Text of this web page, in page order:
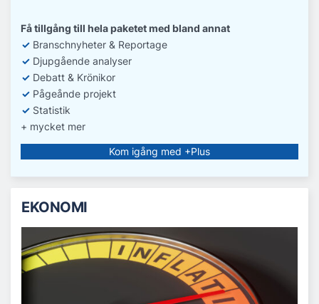
Få tillgång till hela paketet med bland annat
✓ Branschnyheter & Reportage
✓ Djupgående analyser
✓ Debatt & Krönikor
✓ Pågeånde projekt
✓ Statistik
+ mycket mer
Kom igång med +Plus
EKONOMI